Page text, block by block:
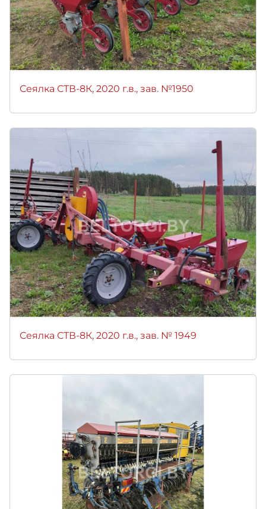
Сеялка СТВ-8К, 2020 г.в., зав. №1950
Сеялка СТВ-8К, 2020 г.в., зав. № 1949